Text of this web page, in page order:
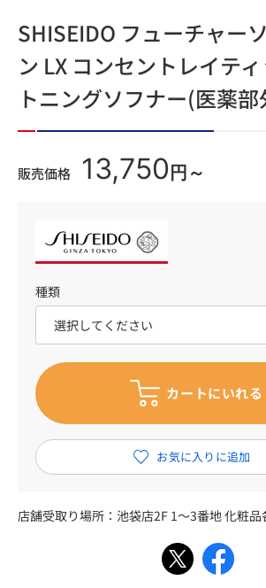
SHISEIDO フューチャー
ン LX コンセントレイテ
トニングソフナー(医薬部
販売価格 13,750 円～
種類
店舗受取り場所： 池袋店2F 1～3番地 化粧